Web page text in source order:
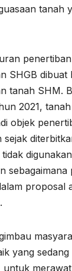
tanah
SHGB dibuat
tanah SHM.
2021,
objek
sejak
proposal
yang sedang
untuk